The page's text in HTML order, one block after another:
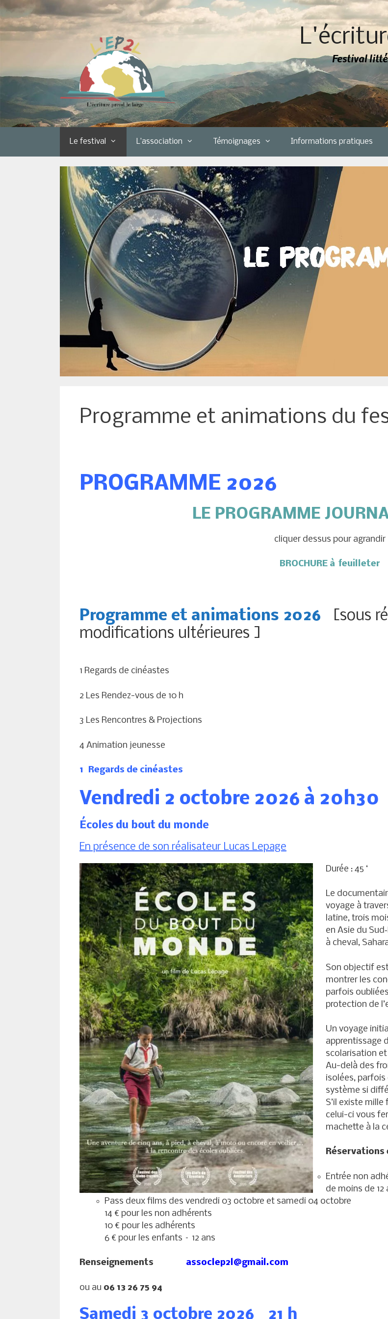
Aller
au
contenu
Festival
Le festival L’association Témoignages Informations pratiques
Programme et animations du
PROGRAMME 2026
LE PROGRAMME
cliquer dessus pour agrandir
BROCHURE à feuilleter
Programme et animations 2026
[sous
modifications ultérieures ]
1 Regards de cinéastes
2 Les Rendez-vous de 10 h
3 Les Rencontres & Projections
4 Animation jeunesse
1 Regards de cinéastes
Vendredi 2 octobre 2026 à 20h30
Écoles du bout du monde
En présence de son réalisateur Lucas Lepage
Durée : 45 ‘
Le
voyage à
latine, trois
en Asie du
à cheval,
Son objectif
montrer les
parfois
protection de
Un voyage
apprentissage
scolarisation et
Au-delà des
isolées, parfois
système si
S’il existe
celui-ci vous
machette à la
Entrée non
de moins de 12
Pass deux films des vendredi 03 octobre et samedi 04 octobre
14 € pour les non adhérents
10 € pour les adhérents
6 € pour les enfants – 12 ans
Renseignements assoclep2l@gmail.com
ou au 06 13 26 75 94
Samedi 3 octobre 2026 21 h